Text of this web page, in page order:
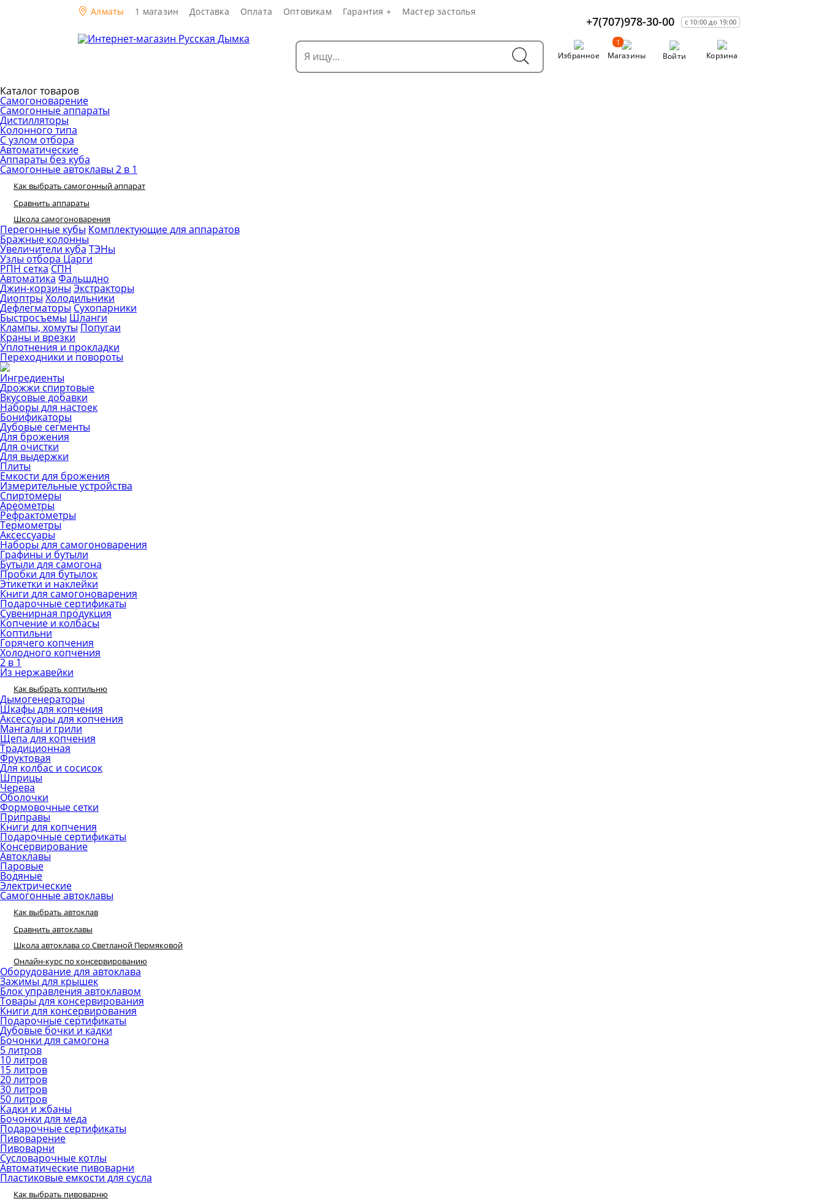
Алматы 1 магазин Доставка Оплата Оптовикам Гарантия + Мастер застолья
+7(707)978-30-00 с 10:00 до 19:00
Избранное Магазины
1
Войти Корзина
Каталог товаров
Самогоноварение
Самогонные аппараты
Дистилляторы
Колонного типа
С узлом отбора
Автоматические
Аппараты без куба
Самогонные автоклавы 2 в 1
Как выбрать самогонный аппарат
Сравнить аппараты
Школа самогоноварения
Перегонные кубы Комплектующие для аппаратов
Бражные колонны
Увеличители куба ТЭНы
Узлы отбора Царги
РПН сетка СПН
Автоматика Фальшдно
Джин-корзины Экстракторы
Диоптры Холодильники
Дефлегматоры Сухопарники
Быстросъемы Шланги
Клампы, хомуты Попугаи
Краны и врезки
Уплотнения и прокладки
Переходники и повороты
Ингредиенты
Дрожжи спиртовые
Вкусовые добавки
Наборы для настоек
Бонификаторы
Дубовые сегменты
Для брожения
Для очистки
Для выдержки
Плиты
Емкости для брожения
Измерительные устройства
Спиртомеры
Ареометры
Рефрактометры
Термометры
Аксессуары
Наборы для самогоноварения
Графины и бутыли
Бутыли для самогона
Пробки для бутылок
Этикетки и наклейки
Книги для самогоноварения
Подарочные сертификаты
Сувенирная продукция
Копчение и колбасы
Коптильни
Горячего копчения
Холодного копчения
2 в 1
Из нержавейки
Как выбрать коптильню
Дымогенераторы
Шкафы для копчения
Аксессуары для копчения
Мангалы и грили
Щепа для копчения
Традиционная
Фруктовая
Для колбас и сосисок
Шприцы
Черева
Оболочки
Формовочные сетки
Приправы
Книги для копчения
Подарочные сертификаты
Консервирование
Автоклавы
Паровые
Водяные
Электрические
Самогонные автоклавы
Как выбрать автоклав
Сравнить автоклавы
Школа автоклава со Светланой Пермяковой
Онлайн-курс по консервированию
Оборудование для автоклава
Зажимы для крышек
Блок управления автоклавом
Товары для консервирования
Книги для консервирования
Подарочные сертификаты
Дубовые бочки и кадки
Бочонки для самогона
5 литров
10 литров
15 литров
20 литров
30 литров
50 литров
Кадки и жбаны
Бочонки для меда
Подарочные сертификаты
Пивоварение
Пивоварни
Сусловарочные котлы
Автоматические пивоварни
Пластиковые емкости для сусла
Как выбрать пивоварню